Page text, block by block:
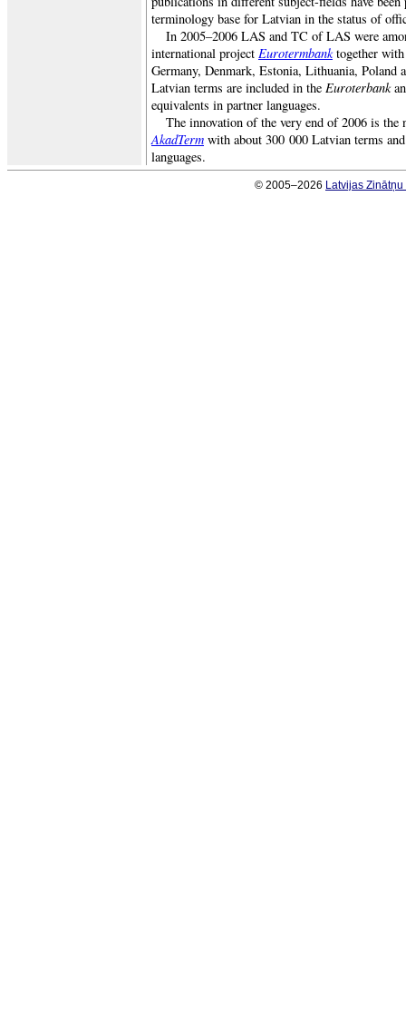
terminology base for Latvian in the status of
In 2005–2006 LAS and TC of LAS were
international project Eurotermbanktogether
Germany, Denmark, Estonia, Lithuania, Poland
Latvian terms are included in the Euroterbank
equivalents in partner languages.
The innovation of the very end of 2006 is the
AkadTerm with about 300 000 Latvian terms
languages.
© 2005–2026 Latvijas